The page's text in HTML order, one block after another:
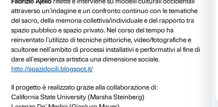
produzione, gli studenti presenteranno le
significative in un incontro pubblico a Palazzo
Strozzina).
Biografie artisti:
Nicoletta Salomonè pittrice, scrittrice e studiosa di
mondo classico. Si è formata alla Scuola Normale